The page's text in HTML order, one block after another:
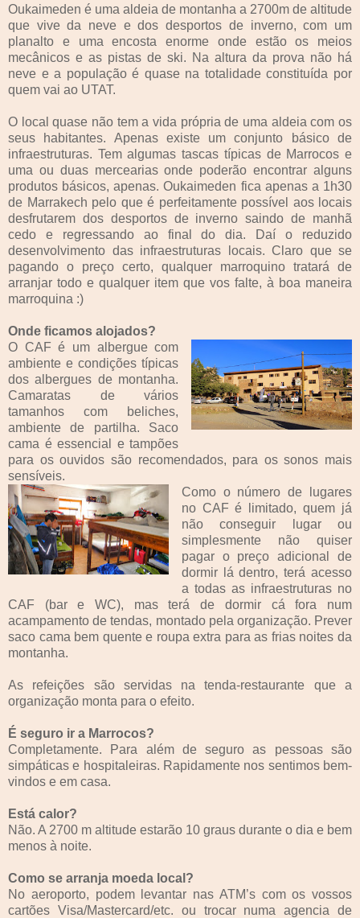
Oukaimeden é uma aldeia de montanha a 2700m de altitude
que vive da neve e dos desportos de inverno, com um
planalto e uma encosta enorme onde estão os meios
mecânicos e as pistas de ski. Na altura da prova não há
neve e a população é quase na totalidade constituída por
quem vai ao UTAT.
O local quase não tem a vida própria de uma aldeia com os
seus habitantes. Apenas existe um conjunto básico de
infraestruturas. Tem algumas tascas típicas de Marrocos e
uma ou duas mercearias onde poderão encontrar alguns
produtos básicos, apenas. Oukaimeden fica apenas a 1h30
de Marrakech pelo que é perfeitamente possível aos locais
desfrutarem dos desportos de inverno saindo de manhã
cedo e regressando ao final do dia. Daí o reduzido
desenvolvimento das infraestruturas locais. Claro que se
pagando o preço certo, qualquer marroquino tratará de
arranjar todo e qualquer item que vos falte, à boa maneira
marroquina :)
Onde ficamos alojados?
O CAF é um albergue com
ambiente e condições típicas
dos albergues de montanha.
Camaratas de vários
tamanhos com beliches,
ambiente de partilha. Saco
cama é essencial e tampões
para os ouvidos são recomendados, para os sonos mais
sensíveis.
Como o número de lugares
no CAF é limitado, quem já
não conseguir lugar ou
simplesmente não quiser
pagar o preço adicional de
dormir lá dentro, terá acesso
a todas as infraestruturas no
CAF (bar e WC), mas terá de dormir cá fora num
acampamento de tendas, montado pela organização. Prever
saco cama bem quente e roupa extra para as frias noites da
montanha.
As refeições são servidas na tenda-restaurante que a
organização monta para o efeito.
É seguro ir a Marrocos?
Completamente. Para além de seguro as pessoas são
simpáticas e hospitaleiras. Rapidamente nos sentimos bem­-
vindos e em casa.
Está calor?
Não. A 2700 m altitude estarão 10 graus durante o dia e bem
menos à noite.
Como se arranja moeda local?
No aeroporto, podem levantar nas ATM’s com os vossos
cartões Visa/Mastercard/etc. ou trocar numa agencia de